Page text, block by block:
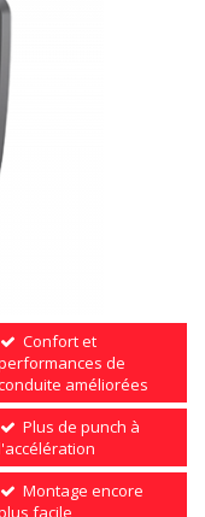
Confort et
de
améliorées
Plus de punch à
Montage encore
facile